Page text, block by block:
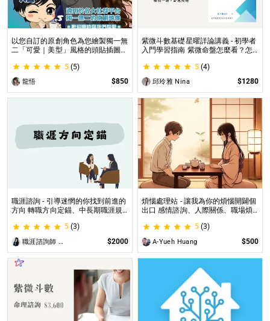
以您自訂的原創角色為您繪製獨一無
二「可愛｜美型」風格的頭貼插圖！
情」和「動作」的理想頭貼！
5 (5)
龍悟 $850
紫微斗數基礎星曜詳論講義 - 初學者
入門學習指南 紫微命盤怎麼看？怎
工具書，淺顯易懂不藏私！
5 (4)
邱玲雅 Nina $1280
職涯諮詢 - 引導迷惘的你找到前進的
方向 轉職方向定錨、中長期職涯規
5 (3)
職涯諮詢師 阿紫 $2000
煩惱處理站 - 讓我為你的煩惱開闢個
出口 感情諮詢、人際關係、職場煩
5 (3)
A-Yueh Huang $500